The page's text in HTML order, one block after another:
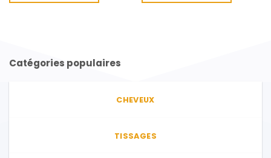
Catégories populaires
CHEVEUX
TISSAGES